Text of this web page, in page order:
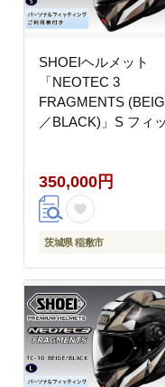
SHOEIヘルメット
「NEOTEC 3
FRAGMENTS
／BLACK)」S フィ
カバー バイク ツーリ
グ ショウエイ [1880]
350,000円
茨城県 稲敷市